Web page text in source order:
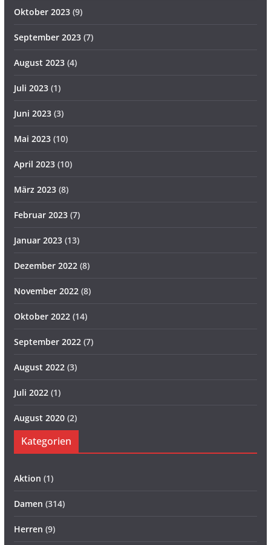
Oktober 2023(9)
September 2023(7)
August 2023(4)
Juli 2023(1)
Juni 2023(3)
Mai 2023(10)
April 2023(10)
März 2023(8)
Februar 2023(7)
Januar 2023(13)
Dezember 2022(8)
November 2022(8)
Oktober 2022(14)
September 2022(7)
August 2022(3)
Juli 2022(1)
August 2020(2)
Kategorien
Aktion (1)
Damen (314)
Herren (9)